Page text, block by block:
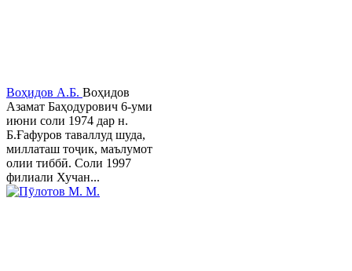
Воҳидов А.Б. Воҳидов
Азамат Баҳодурович 6-уми
июни соли 1974 дар н.
Б.Ғафуров таваллуд шуда,
миллаташ тоҷик, маълумот
олии тиббӣ. Соли 1997
филиали Хучан...